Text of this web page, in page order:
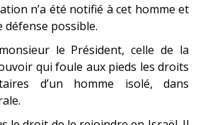
n’a été notifié à cet homme et
défense possible.
le Président, celle de la
qui foule aux pieds les droits
d’un homme isolé, dans